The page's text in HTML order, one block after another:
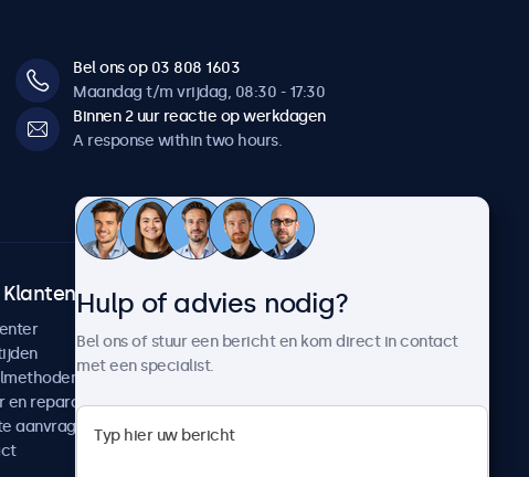
Bel ons op 03 808 1603
Maandag t/m vrijdag, 08:30 - 17:30
Binnen 2 uur reactie op werkdagen
A response within two hours.
Klantenservice
en reparatie
aanvragen
Over Beetronics
Werken bij Beetronics
Algemene voorwaarden
Hulp of advies nodig?
Bel ons of stuur een bericht en kom direct in contact
met een specialist.